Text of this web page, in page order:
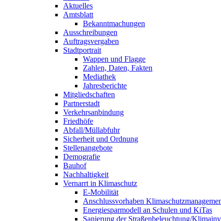
Aktuelles
Amtsblatt
Bekanntmachungen
Ausschreibungen
Auftragsvergaben
Stadtportrait
Wappen und Flagge
Zahlen, Daten, Fakten
Mediathek
Jahresberichte
Mitgliedschaften
Partnerstadt
Verkehrsanbindung
Friedhöfe
Abfall/Müllabfuhr
Sicherheit und Ordnung
Stellenangebote
Demografie
Bauhof
Nachhaltigkeit
Vernarrt in Klimaschutz
E-Mobilität
Anschlussvorhaben
Energiesparmodell an Schulen und KiTas
Sanierung der Straßenbeleuchtung/